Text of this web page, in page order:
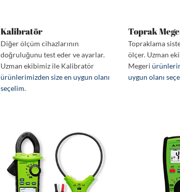
Kalibratör
Diğer ölçüm cihazlarının
doğruluğunu test eder ve ayarlar.
Uzman ekibimiz ile Kalibratör
ürünlerimizden size en uygun olanı
seçelim.
Toprak
Topraklama
ölçer. Uzman
Megeri
uygun olanı